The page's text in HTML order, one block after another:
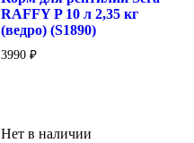
RAFFY P 10 л 2,35 кг
(ведро) (S1890)
3990 ₽
Нет в наличии